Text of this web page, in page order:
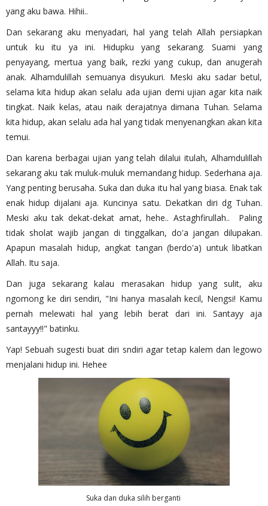
yang aku bawa. Hihii..
Dan sekarang aku menyadari, hal yang telah Allah persiapkan
untuk ku itu ya ini. Hidupku yang sekarang. Suami yang
penyayang, mertua yang baik, rezki yang cukup, dan anugerah
anak. Alhamdulillah semuanya disyukuri. Meski aku sadar betul,
selama kita hidup akan selalu ada ujian demi ujian agar kita naik
tingkat. Naik kelas, atau naik derajatnya dimana Tuhan. Selama
kita hidup, akan selalu ada hal yang tidak menyenangkan akan kita
temui.
Dan karena berbagai ujian yang telah dilalui itulah, Alhamdulillah
sekarang aku tak muluk-muluk memandang hidup. Sederhana aja.
Yang penting berusaha. Suka dan duka itu hal yang biasa. Enak tak
enak hidup dijalani aja. Kuncinya satu. Dekatkan diri dg Tuhan.
Meski aku tak dekat-dekat amat, hehe.. Astaghfirullah.. Paling
tidak sholat wajib jangan di tinggalkan, do'a jangan dilupakan.
Apapun masalah hidup, angkat tangan (berdo'a) untuk libatkan
Allah. Itu saja.
Dan juga sekarang kalau merasakan hidup yang sulit, aku
ngomong ke diri sendiri, "Ini hanya masalah kecil, Nengsi! Kamu
pernah melewati hal yang lebih berat dari ini. Santayy aja
santayyy!!" batinku.
Yap! Sebuah sugesti buat diri sndiri agar tetap kalem dan legowo
menjalani hidup ini. Hehee
Suka dan duka silih berganti